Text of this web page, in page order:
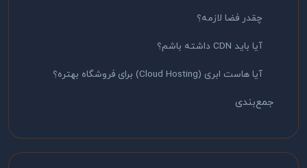
چقدر فضا لازمه؟
آیا باید CDN داشته باشم؟
آیا هاست ابری (Cloud Hosting) برای فروشگاه بهتره؟
جمع‌بندی